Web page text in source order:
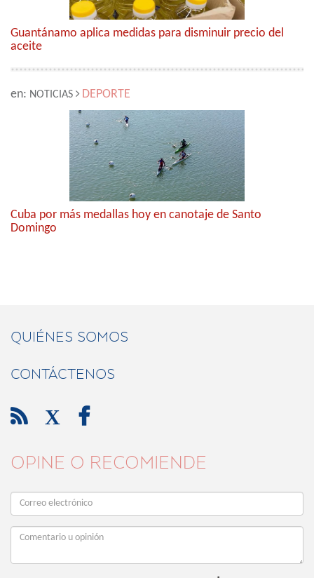
Guantánamo aplica medidas para disminuir precio del
aceite
en: NOTICIAS DEPORTE
Cuba por más medallas hoy en canotaje de Santo
Domingo
QUIÉNES SOMOS
CONTÁCTENOS
 X 
OPINE O RECOMIENDE